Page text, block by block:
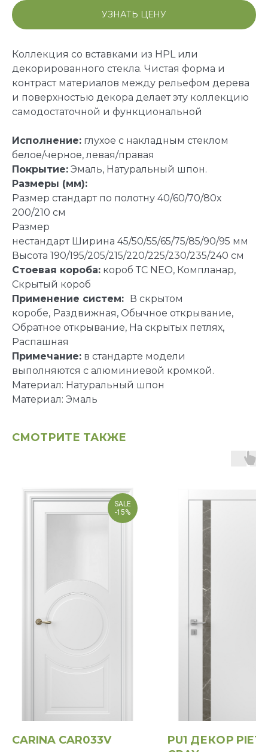
УЗНАТЬ ЦЕНУ
Коллекция со вставками из HPL или
декорированного стекла. Чистая форма и
контраст материалов между рельефом дерева
и поверхностью декора делает эту коллекцию
самодостаточной и функциональной
Исполнение: глухое с накладным стеклом
белое/черное, левая/правая
Покрытие: Эмаль, Натуральный шпон.
Размеры (мм):
Размер стандарт по полотну 40/60/70/80х
200/210 см
Размер
нестандарт Ширина 45/50/55/65/75/85/90/95 мм
Высота 190/195/205/215/220/225/230/235/240 см
Стоевая короба: короб ТС NEO, Компланар,
Скрытый короб
Применение систем:
В скрытом
коробе, Раздвижная, Обычное открывание,
Обратное открывание, На скрытых петлях,
Распашная
Примечание: в стандарте модели
выполняются с алюминиевой кромкой.
Материал: Натуральный шпон
Материал: Эмаль
СМОТРИТЕ ТАКЖЕ
SALE
-15%
CARINA CAR033V
PU1 ДЕКОР